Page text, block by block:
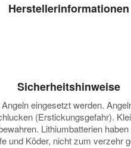
Herstellerinformationen
Sicherheitshinweise
eingesetzt werden.
(Erstickungsgefahr).
Lithiumbatterien
und Köder, nicht zum verzehr